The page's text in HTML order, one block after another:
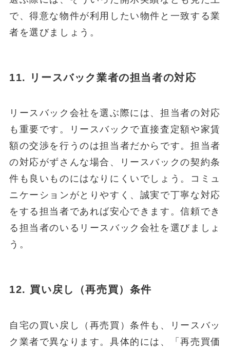
で、得意な物件が利用したい物件と一致する業
者を選びましょう。
11. リースバック業者の担当者の対応
リースバック会社を選ぶ際には、担当者の対応
も重要です。リースバックで直接査定額や家賃
額の交渉を行うのは担当者だからです。担当者
の対応がずさんな場合、リースバックの契約条
件も良いものにはなりにくいでしょう。コミュ
ニケーションがとりやすく、誠実で丁寧な対応
をする担当者であれば安心できます。信頼でき
る担当者のいるリースバック会社を選びましょ
う。
12. 買い戻し（再売買）条件
自宅の買い戻し（再売買）条件も、リースバッ
ク業者で異なります。具体的には、「再売買価